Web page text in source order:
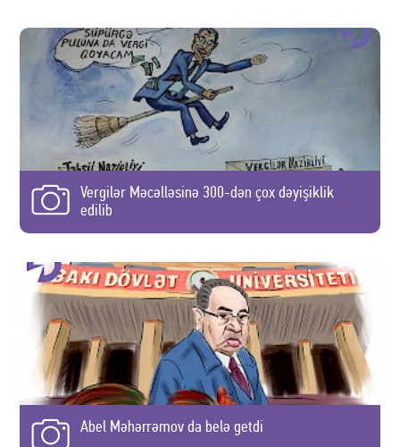
Vergilər Məcəlləsinə 300-dən çox dəyişiklik
edilib
Abel Məhərrəmov da belə getdi